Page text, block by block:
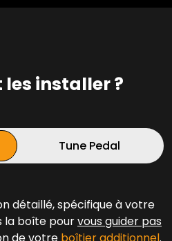
installer ?
Tune Pedal
détaillé, spécifique à votre
la boîte pourvous guider pas